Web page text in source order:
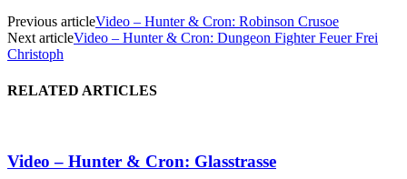
Previous articleVideo – Hunter & Cron: Robinson Crusoe
Next articleVideo – Hunter & Cron: Dungeon Fighter Feuer Frei
Christoph
RELATED ARTICLES
Video – Hunter & Cron: Glasstrasse